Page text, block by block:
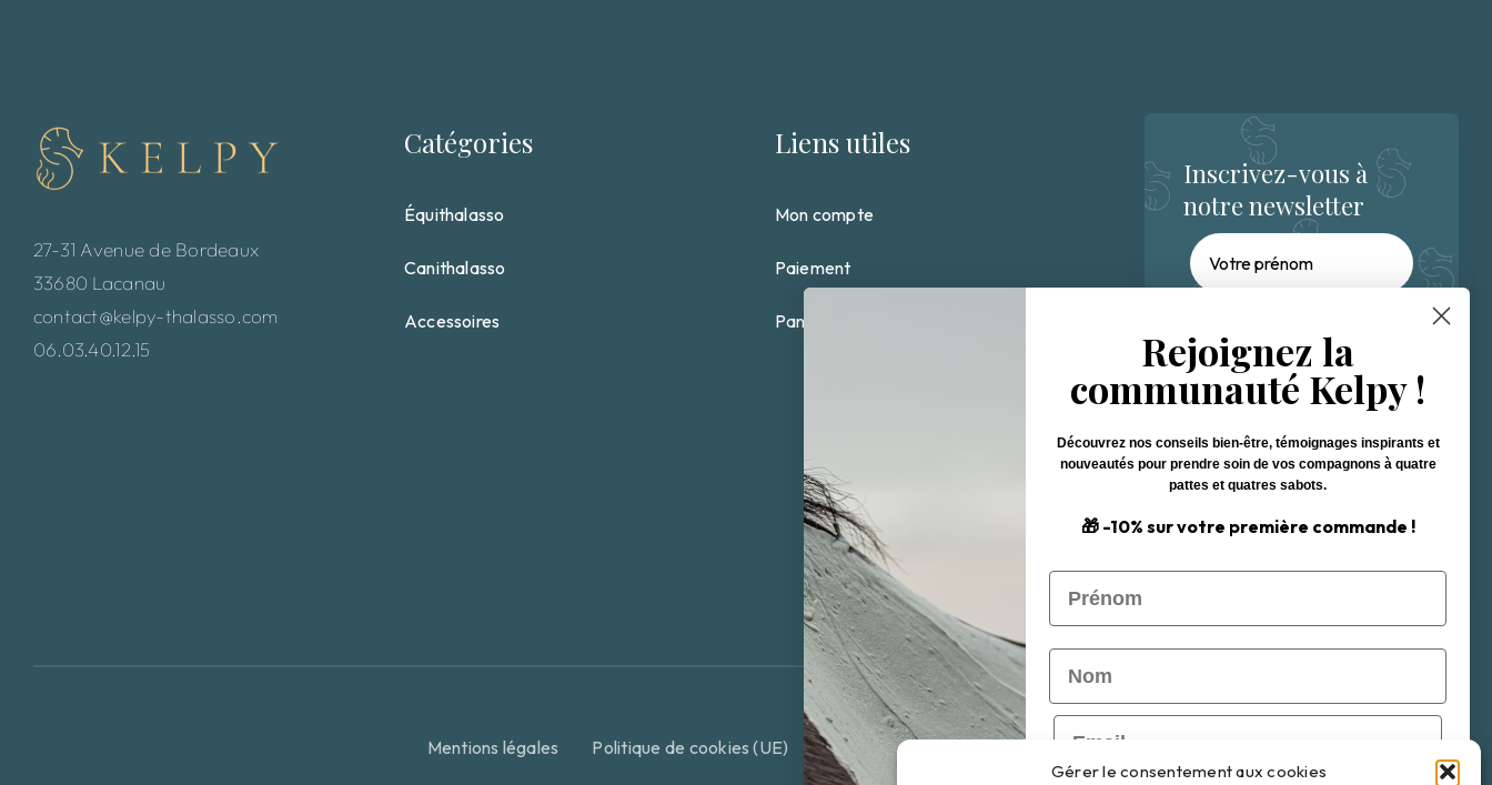
Gérer le consentement aux cookies
27-31 Avenue de Bordeaux
33680 Lacanau
contact@kelpy-thalasso.com
06.03.40.12.15
Catégories
Équithalasso
Canithalasso
Accessoires
Liens utiles
Mon compte
Paiement
Panier
Inscrivez-vous à
notre newsletter
Prénom
S'inscrire
Mentions légales Politique de cookies (UE) Conditions Générales de Vente
Rejoignez la
communauté Kelpy !
Découvrez nos conseils bien-être, témoignages inspirants et
nouveautés pour prendre soin de vos compagnons à quatre
pattes et quatres sabots.
🎁 -10% sur votre première commande !
Prénom
Nom
Email